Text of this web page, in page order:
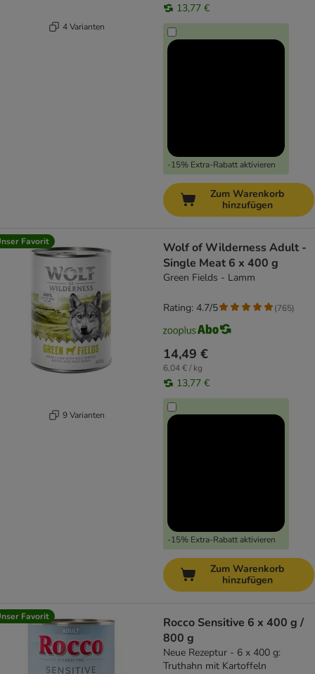
4 Varianten
13,77 €
-15% Extra-Rabatt aktivieren
Zum Warenkorb
hinzufügen
Favorit
9 Varianten
Wolf of Wilderness Adult -
Single Meat 6 x 400 g
Green Fields - Lamm
14,49 €
6,04 € / kg
13,77 €
-15% Extra-Rabatt aktivieren
Rating: 4.7/5 (765)
Zum Warenkorb
hinzufügen
Favorit
Rocco Sensitive 6 x 400 g /
800 g
Neue Rezeptur - 6 x 400 g:
Truthahn mit Kartoffeln